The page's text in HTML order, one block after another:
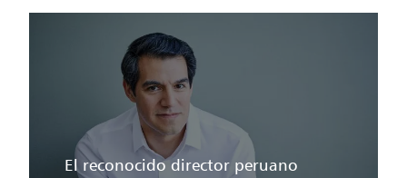
El reconocido director peruano